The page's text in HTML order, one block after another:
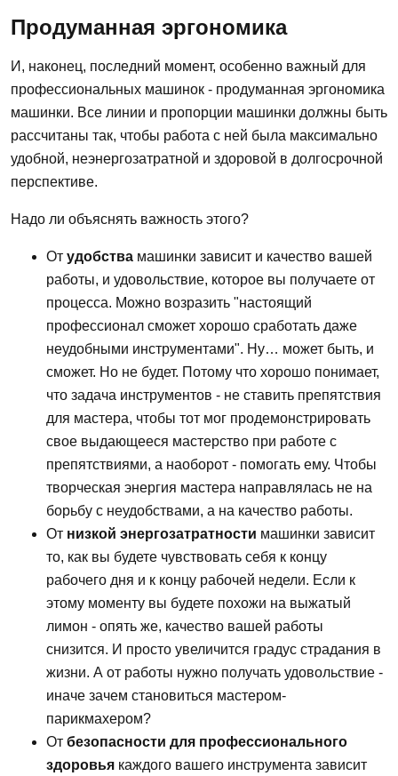
Продуманная эргономика
И, наконец, последний момент, особенно важный для
профессиональных машинок - продуманная эргономика
машинки. Все линии и пропорции машинки должны быть
рассчитаны так, чтобы работа с ней была максимально
удобной, неэнергозатратной и здоровой в долгосрочной
перспективе.
Надо ли объяснять важность этого?
От удобства машинки зависит и качество вашей
работы, и удовольствие, которое вы получаете от
процесса. Можно возразить "настоящий
профессионал сможет хорошо сработать даже
неудобными инструментами". Ну… может быть, и
сможет. Но не будет. Потому что хорошо понимает,
что задача инструментов - не ставить препятствия
для мастера, чтобы тот мог продемонстрировать
свое выдающееся мастерство при работе с
препятствиями, а наоборот - помогать ему. Чтобы
творческая энергия мастера направлялась не на
борьбу с неудобствами, а на качество работы.
От низкой энергозатратности машинки зависит
то, как вы будете чувствовать себя к концу
рабочего дня и к концу рабочей недели. Если к
этому моменту вы будете похожи на выжатый
лимон - опять же, качество вашей работы
снизится. И просто увеличится градус страдания в
жизни. А от работы нужно получать удовольствие -
иначе зачем становиться мастером-
парикмахером?
От безопасности для профессионального
здоровья каждого вашего инструмента зависит